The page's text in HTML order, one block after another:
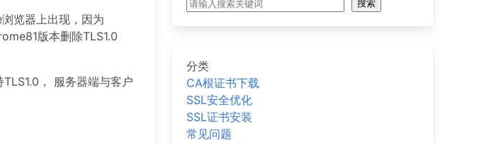
浏览器上出现，因为
版本删除TLS1.0
， 服务器端与客户
搜索
分类
CA根证书下载
SSL安全优化
SSL证书安装
常见问题